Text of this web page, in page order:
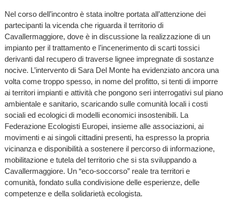
Nel corso dell’incontro è stata inoltre portata all’attenzione dei
partecipanti la vicenda che riguarda il territorio di
Cavallermaggiore, dove è in discussione la realizzazione di un
impianto per il trattamento e l’incenerimento di scarti tossici
derivanti dal recupero di traverse lignee impregnate di sostanze
nocive. L’intervento di Sara Del Monte ha evidenziato ancora una
volta come troppo spesso, in nome del profitto, si tenti di imporre
ai territori impianti e attività che pongono seri interrogativi sul piano
ambientale e sanitario, scaricando sulle comunità locali i costi
sociali ed ecologici di modelli economici insostenibili. La
Federazione Ecologisti Europei, insieme alle associazioni, ai
movimenti e ai singoli cittadini presenti, ha espresso la propria
vicinanza e disponibilità a sostenere il percorso di informazione,
mobilitazione e tutela del territorio che si sta sviluppando a
Cavallermaggiore. Un “eco-soccorso” reale tra territori e
comunità, fondato sulla condivisione delle esperienze, delle
competenze e della solidarietà ecologista.